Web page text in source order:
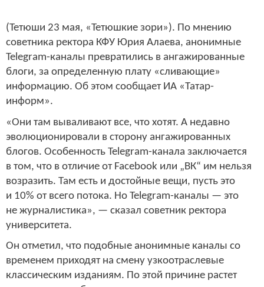
(Тетюши 23 мая, «Тетюшкие зори»). По мнению
советника ректора КФУ Юрия Алаева, анонимные
Telegram-каналы превратились в ангажированные
блоги, за определенную плату «сливающие»
информацию. Об этом сообщает ИА «Татар-
информ».
«Они там вываливают все, что хотят. А недавно
эволюционировали в сторону ангажированных
блогов. Особенность Telegram-канала заключается
в том, что в отличие от Facebook или „ВК“ им нельзя
возразить. Там есть и достойные вещи, пусть это
и 10% от всего потока. Но Telegram-каналы — это
не журналистика», — сказал советник ректора
университета.
Он отметил, что подобные анонимные каналы со
временем приходят на смену узкоотраслевые
классическим изданиям. По этой причине растет